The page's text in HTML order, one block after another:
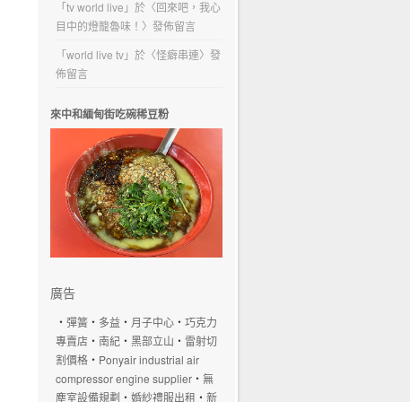
「tv world live 」於〈回來吧，我心
目中的燈籠魯味！ 〉發佈留言
「world live tv」於〈怪癖串連〉發
佈留言
來中和緬甸街吃碗稀豆粉
廣告
‧彈簧 ‧ 多益 ‧ 月子中心 ‧巧克力
專賣店 ‧南紀 ‧黑部立山 ‧ 雷射切
割價格 ‧ Ponyair industrial air
compressor engine supplier ‧無
塵室設備規劃 ‧婚紗禮服出租 ‧新